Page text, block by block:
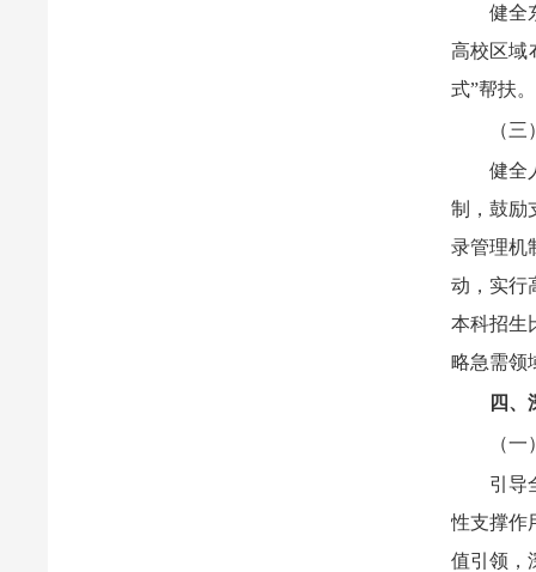
健全
高校区域
式”帮扶
（
健全
制，鼓励
录管理机
动，实行
本科招生
略急需领
四、
（
引导
性支撑作
值引领，